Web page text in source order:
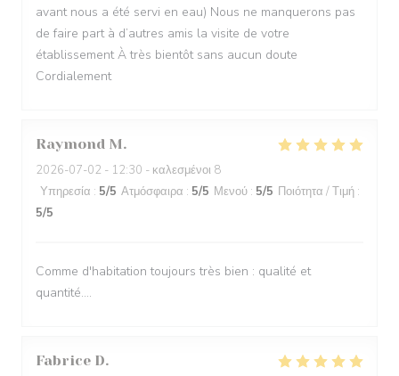
avant nous a été servi en eau) Nous ne manquerons pas
de faire part à d’autres amis la visite de votre
établissement À très bientôt sans aucun doute
Cordialement
Raymond M
2026-07-02 - 12:30 - καλεσμένοι 8
Υπηρεσία : 5/5 Ατμόσφαιρα : 5/5 Μενού : 5/5 Ποιότητα / Τιμή :
5/5
Comme d'habitation toujours très bien : qualité et
quantité....
Fabrice D